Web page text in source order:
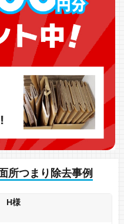
所つまり除去事例
H様